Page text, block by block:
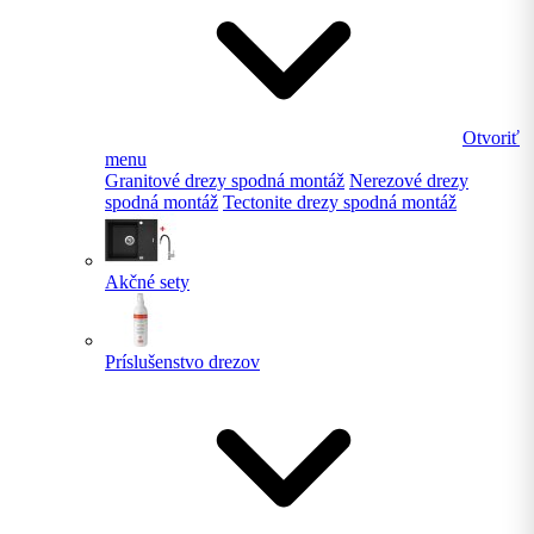
Otvoriť
menu
Granitové drezy spodná montáž Nerezové drezy
spodná montáž Tectonite drezy spodná montáž
Akčné sety
Príslušenstvo drezov